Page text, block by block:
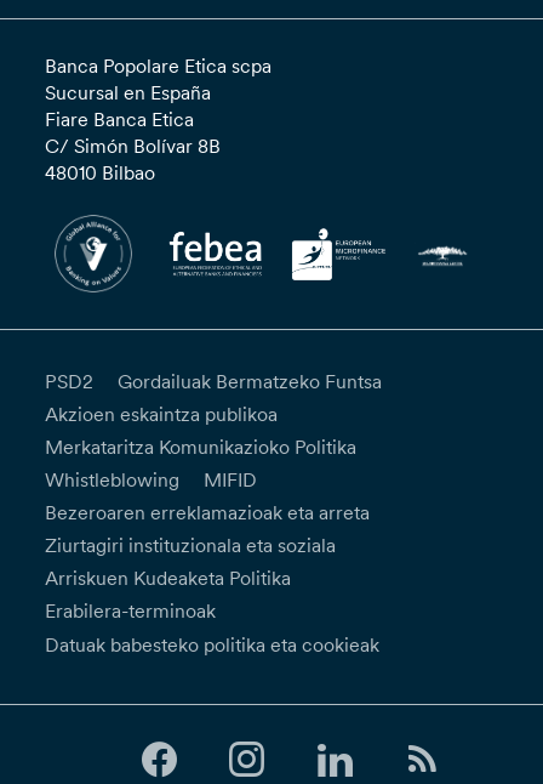
Banca Popolare Etica scpa
Sucursal en España
Fiare Banca Etica
C/ Simón Bolívar 8B
48010 Bilbao
PSD2
Gordailuak Bermatzeko Funtsa
Akzioen eskaintza publikoa
Merkataritza Komunikazioko Politika
Whistleblowing
MIFID
Bezeroaren erreklamazioak eta arreta
Ziurtagiri instituzionala eta soziala
Arriskuen Kudeaketa Politika
Erabilera-terminoak
Datuak babesteko politika eta cookieak